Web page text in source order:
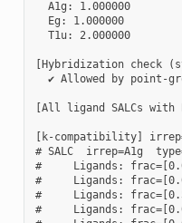
  A1g: 1.000000
  Eg: 1.000000
  T1u: 2.000000
[Hybridization check
✔ Allowed by point-
[All ligand SALCs with
[k-compatibility]
# SALC  irrep=A1g
#     Ligands:
#     Ligands:
#     Ligands:
#     Ligands: